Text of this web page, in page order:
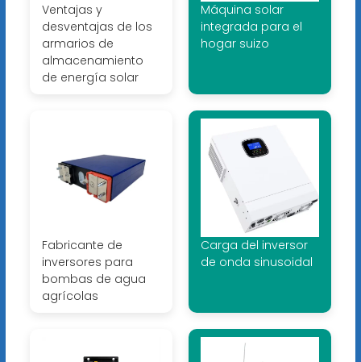
Ventajas y
desventajas de los
armarios de
almacenamiento
de energía solar
Máquina solar
integrada para el
hogar suizo
Fabricante de
inversores para
bombas de agua
agrícolas
Carga del inversor
de onda sinusoidal